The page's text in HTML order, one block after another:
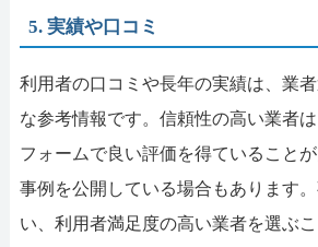
5. 実績や口コミ
利用者の口コミや長年の実績は、業
な参考情報です。信頼性の高い業者
フォームで良い評価を得ていることが
事例を公開している場合もあります
い、利用者満足度の高い業者を選ぶ